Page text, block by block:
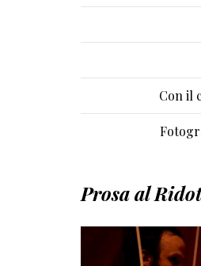
Con il
Prosa al